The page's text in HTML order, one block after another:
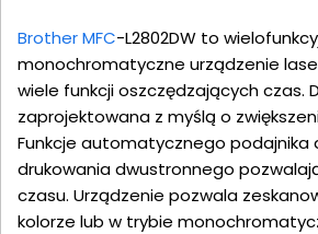
Brother MFC-L2802DW to
monochromatyczne urządzenie
wiele funkcji oszczędzających czas.
zaprojektowana z myślą o
Funkcje automatycznego podajnika
drukowania dwustronnego
czasu. Urządzenie pozwala
kolorze lub w trybie